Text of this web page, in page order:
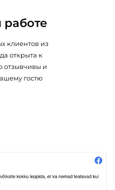
клиентов из
открыта к
отзывчивы и
гостю